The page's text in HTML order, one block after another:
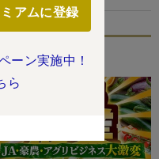
アムに登録
ーン実施中！
ら